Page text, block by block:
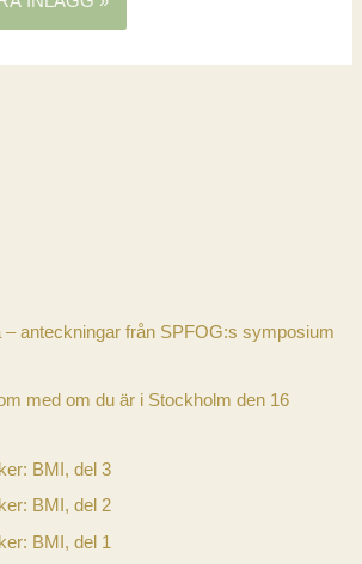
– anteckningar från SPFOG:s symposium
med om du är i Stockholm den 16
BMI, del 3
BMI, del 2
BMI, del 1